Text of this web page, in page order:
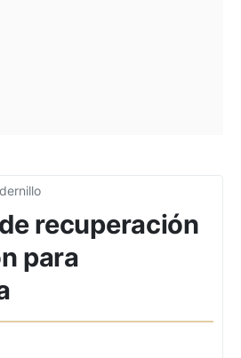
recuperación
para